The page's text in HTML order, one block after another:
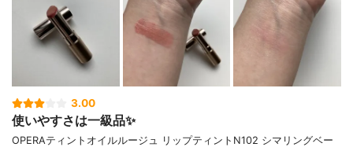
3.00
使いやすさは一級品✨
OPERAティントオイルルージュ リップティントN102 シマリングベー